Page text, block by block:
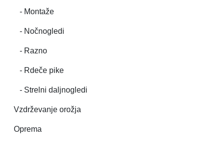
- Montaže
- Nočnogledi
- Razno
- Rdeče pike
- Strelni daljnogledi
Vzdrževanje orožja
Oprema